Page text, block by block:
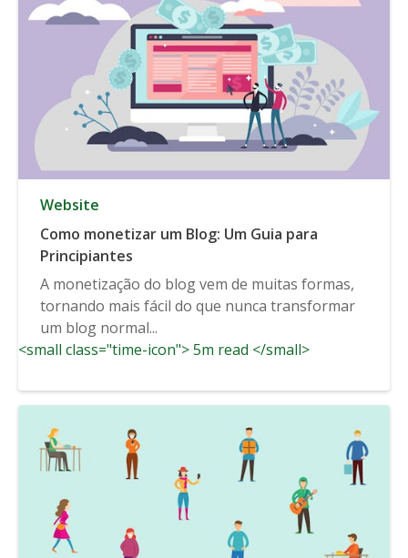
Website
Como monetizar um Blog: Um Guia para
Principiantes
A monetização do blog vem de muitas formas,
tornando mais fácil do que nunca transformar
um blog normal...
<small class="time-icon"> 5m read </small>